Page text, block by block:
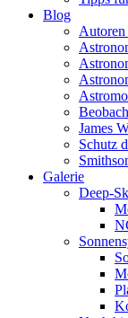
Blog
James
Schutz
Galerie
Deep-